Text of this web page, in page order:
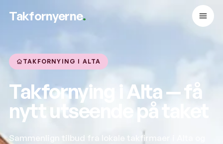
Takfornyerne.
TAKFORNYING I ALTA
Takfornying i Alta — få
nytt utseende på taket
Sammenlign tilbud fra lokale takfirmaer i Alta og